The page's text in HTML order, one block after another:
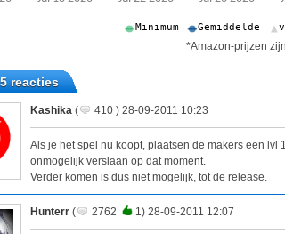
*Amazon-prijzen
reacties
Kashika ( 410 ) 28-09-2011 10:23
Als je het spel nu koopt, plaatsen de makers een lvl
onmogelijk verslaan op dat moment.
Verder komen is dus niet mogelijk, tot de release.
Hunterr ( 2762 1) 28-09-2011 12:07